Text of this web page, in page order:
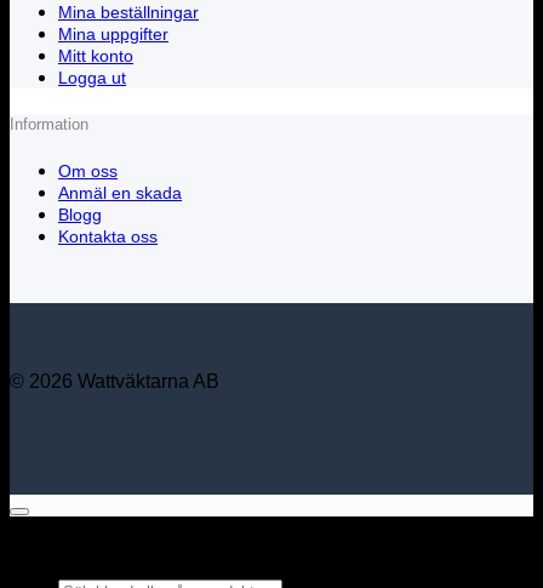
Mina beställningar
Mina uppgifter
Mitt konto
Logga ut
Information
Om oss
Anmäl en skada
Blogg
Kontakta oss
© 2026 Wattväktarna AB